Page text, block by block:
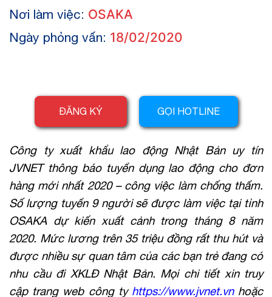
Nơi làm việc: OSAKA
Ngày phỏng vấn: 18/02/2020
ĐĂNG KÝ GỌI HOTLINE
Công ty xuất khẩu lao động Nhật Bản uy tín
JVNET thông báo tuyển dụng lao động cho đơn
hàng mới nhất 2020 – công việc làm chống thấm.
Số lượng tuyển 9 người sẽ được làm việc tại tỉnh
OSAKA dự kiến xuất cảnh trong tháng 8 năm
2020. Mức lương trên 35 triệu đồng rất thu hút và
được nhiều sự quan tâm của các bạn trẻ đang có
nhu cầu đi XKLĐ Nhật Bản. Mọi chi tiết xin truy
cập trang web công ty https://www.jvnet.vnhoặc